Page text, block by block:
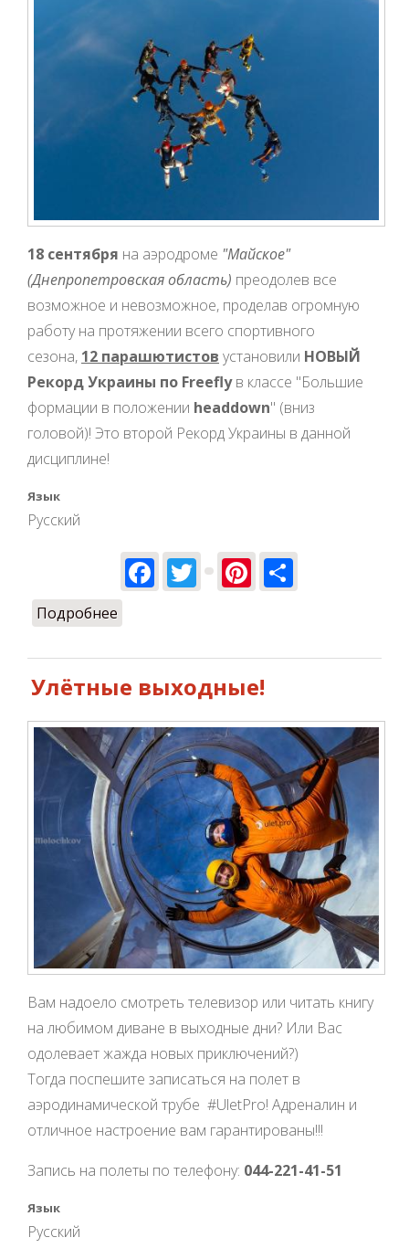
18 сентября на аэродроме "Майское"
(Днепропетровская область) преодолев все
возможное и невозможное, проделав огромную
работу на протяжении всего спортивного
сезона, 12 парашютистов установили НОВЫЙ
Рекорд Украины по Freeflyв классе "Большие
формации в положении headdown" (вниз
головой)! Это второй Рекорд Украины в данной
дисциплине!
Язык
Русский
Facebook
TwitterPinterest
Подробнее
Улётные выходные!
Вам надоело смотреть телевизор или читать книгу
на любимом диване в выходные дни? Или Вас
одолевает жажда новых приключений?)
Тогда поспешите записаться на полет в
аэродинамической трубе #UletPro! Адреналин и
отличное настроение вам гарантированы!!!
Запись на полеты по телефону: 044-221-41-51
Язык
Русский